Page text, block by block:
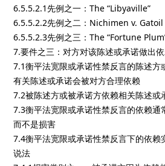
6.5.5.2.1先例之一：The “Libyaville”
6.5.5.2.2先例之二：Nichimen v. Gatoil
6.5.5.2.3先例之三：The “Fortune
7.要件之三：对方对该陈述或承诺做出
7.1衡平法宽限或承诺性禁反言的陈述方
有关陈述或承诺会被对方合理依赖
7.2被陈述方或被承诺方依赖相关陈述或
7.3衡平法宽限或承诺性禁反言的依赖通
而不是损害
7.4衡平法宽限或承诺性禁反言下的依赖
说法